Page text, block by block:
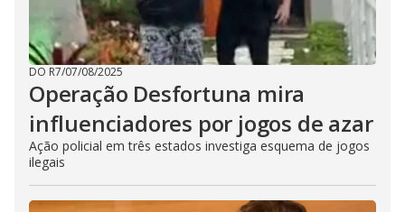
DO R7/07/08/2025
Operação Desfortuna mira
influenciadores por jogos de azar
Ação policial em três estados investiga esquema de jogos
ilegais